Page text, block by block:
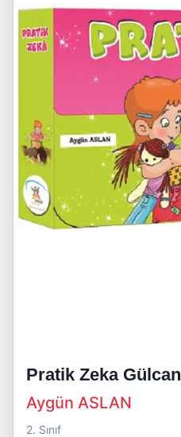
Pratik Zeka Gülcan
Aygün ASLAN
2. Sınıf